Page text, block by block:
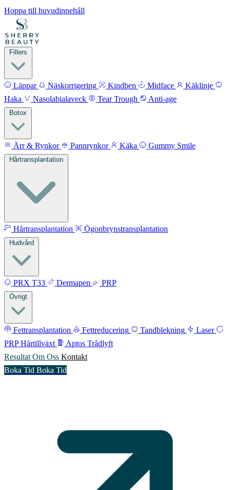
Hoppa till huvudinnehåll
Läppar Näskorrigering Kindben Midface
Käklinje
Haka
Nasolabialaveck Tear Trough Anti-age
Ärr & Rynkor Pannrynkor Käka Gummy Smile
Hårtransplantation Ögonbrynstransplantation
PRX T33 Dermapen PRP
Fettransplantation Fettreducering Tandblekning
Laser
PRP Hårtillväxt
Aptos Trådlyft
ResultatOm Oss Kontakt
Boka Tid Boka Tid